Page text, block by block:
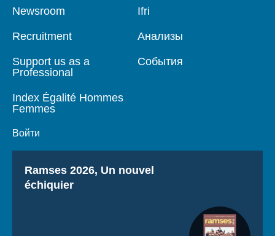
Pied
Newsroom
Recruitment
Support us as a
Professional
Index Égalité Hommes
Femmes
Войти
Navigation
Ifri
Анализы
События
Titre
Ramses 2026, Un nouvel
échiquier